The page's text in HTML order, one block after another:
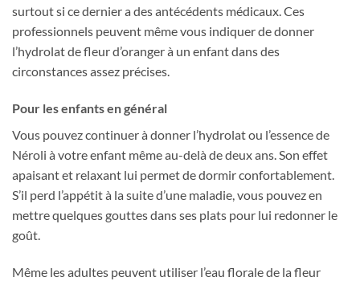
surtout si ce dernier a des antécédents médicaux. Ces
professionnels peuvent même vous indiquer de donner
l’hydrolat de fleur d’oranger à un enfant dans des
circonstances assez précises.
Pour les enfants en général
Vous pouvez continuer à donner l’hydrolat ou l’essence de
Néroli à votre enfant même au-delà de deux ans. Son effet
apaisant et relaxant lui permet de dormir confortablement.
S’il perd l’appétit à la suite d’une maladie, vous pouvez en
mettre quelques gouttes dans ses plats pour lui redonner le
goût.
Même les adultes peuvent utiliser l’eau florale de la fleur